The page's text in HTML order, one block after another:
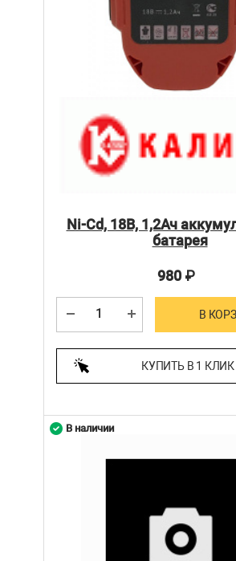
Ni-Cd, 18В, 1,2Ач
батарея
980₽
В
КУПИТЬ В 1 КЛИК
В наличии